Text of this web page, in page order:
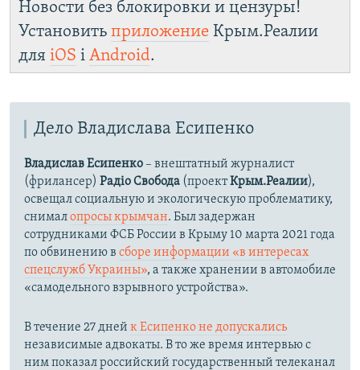
Новости без блокировки и цензуры!
Установить приложение Крым.Реалии
для iOS і Android.
Дело Владислава Есипенко
Владислав Есипенко– внештатный журналист
(фрилансер) Радіо Свобода (проектКрым.Реалии),
освещал социальную и экологическую проблематику,
снималопросы крымчан. Был задержан
сотрудниками ФСБ России в Крыму 10 марта 2021 года
по обвинению в сборе информации «в интересах
спецслужб Украины», а также хранении в автомобиле
«самодельного взрывного устройства».
В течение 27 дней к Есипенко не допускались
независимые адвокаты. В то же время интервью с
ним показал российский государственный телеканал